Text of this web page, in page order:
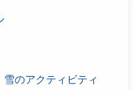
のアクティビティ